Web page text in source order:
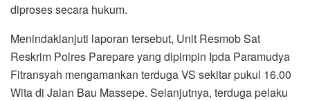
diproses secara hukum.
Menindaklanjuti laporan tersebut, Unit Resmob Sat
Reskrim Polres Parepare yang dipimpin Ipda Paramudya
Fitransyah mengamankan terduga VS sekitar pukul 16.00
Wita di Jalan Bau Massepe. Selanjutnya, terduga pelaku